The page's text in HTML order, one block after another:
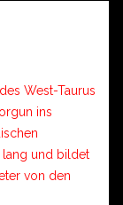
West-Taurus
ins
lang und bildet
von den